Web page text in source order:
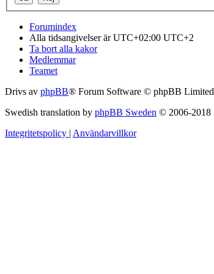
Forumindex
Alla tidsangivelser är UTC+02:00 UTC+2
Ta bort alla kakor
Medlemmar
Teamet
Drivs av phpBB® Forum Software © phpBB Limited
Swedish translation by phpBB Sweden © 2006-2018
Integritetspolicy | Användarvillkor